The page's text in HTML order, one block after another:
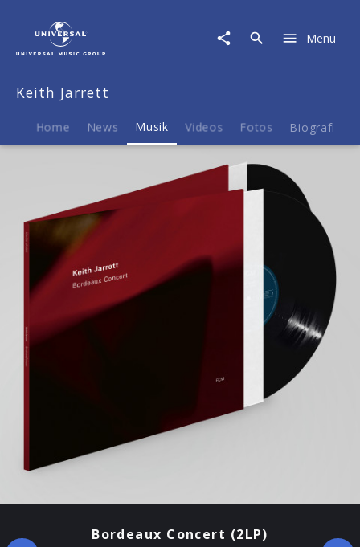
Musik
Bordeaux
Menu
Keith Jarrett
Home News Musik Videos Fotos Biografie
Bordeaux Concert (2LP)